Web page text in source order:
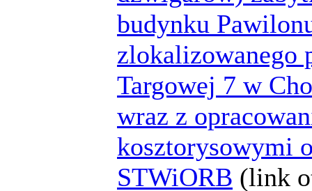
budynku
zlokalizowanego
Targowej 7 w
wraz z
kosztorysowymi
STWiORB (link